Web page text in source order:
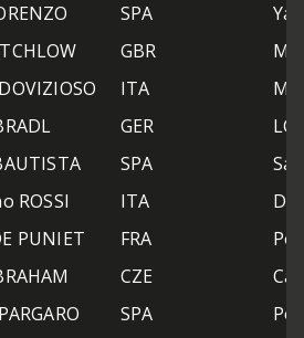
SPA
GBR
ITA
GER
SPA
ROSSI ITA
PUNIET FRA
CZE
SPA